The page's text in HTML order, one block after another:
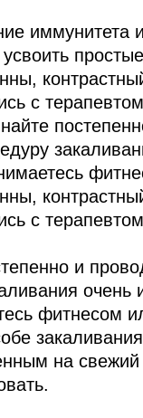
иммунитета
с
с
и
фитнесом
на свежий